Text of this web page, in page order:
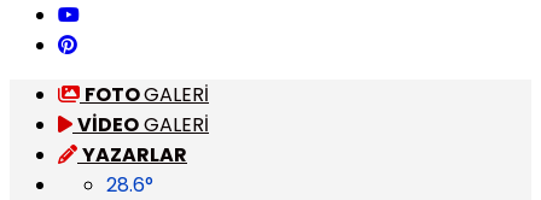
FOTOGALERİ
VİDEOGALERİ
YAZARLAR
28.6°